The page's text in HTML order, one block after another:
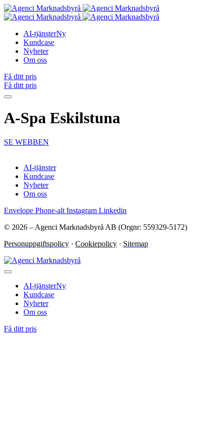
AI-tjänsterNy
Kundcase
Nyheter
Om oss
Få ditt pris
Få ditt pris
A-Spa Eskilstuna
SE WEBBEN
AI-tjänster
Kundcase
Nyheter
Om oss
Envelope Phone-alt Instagram Linkedin
© 2026 – Agenci Marknadsbyrå AB (Orgnr: 559329-5172)
Personuppgiftspolicy · Cookiepolicy · Sitemap
AI-tjänsterNy
Kundcase
Nyheter
Om oss
Få ditt pris